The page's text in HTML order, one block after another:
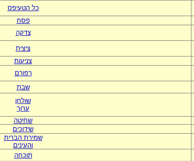
כל הטעיפס
פסח
צדקה
ציצית
צניעות
רפורם
שבת
שולחן
ערוך
שחיטה
שידוכים
שמירת הברית
והעינים
תוכחה